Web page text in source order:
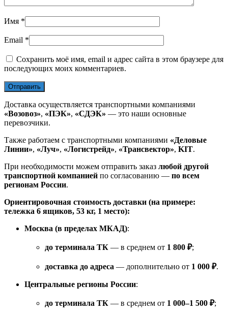
Имя *
Email *
Сохранить моё имя, email и адрес сайта в этом браузере для
последующих моих комментариев.
Доставка осуществляется транспортными компаниями
«Возовоз», «ПЭК», «СДЭК» — это наши основные
перевозчики.
Также работаем с транспортными компаниями «Деловые
Линии», «Луч», «Логистрейд», «Трансвектор», KIT.
При необходимости можем отправить заказ любой другой
транспортной компанией по согласованию — по всем
регионам России.
Ориентировочная стоимость доставки (на примере:
тележка 6 ящиков, 53 кг, 1 место):
Москва (в пределах МКАД):
до терминала ТК — в среднем от 1 800 ₽;
доставка до адреса — дополнительно от 1 000 ₽.
Центральные регионы России:
до терминала ТК — в среднем от 1 000–1 500 ₽;